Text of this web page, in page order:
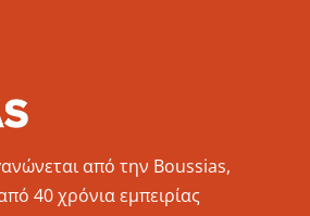
από την Boussias,
40 χρόνια εμπειρίας